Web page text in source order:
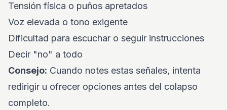
Tensión física o puños apretados
Voz elevada o tono exigente
Dificultad para escuchar o seguir instrucciones
Decir "no" a todo
Consejo: Cuando notes estas señales, intenta
redirigir u ofrecer opciones antes del colapso
completo.